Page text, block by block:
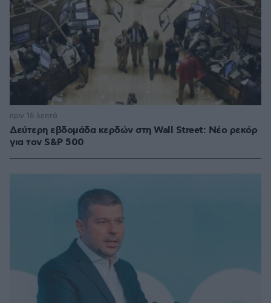
Δεύτερη εβδομάδα κερδών στη Wall Street: Νέο ρεκόρ
για τον S&P 500
πριν 16 λεπτά